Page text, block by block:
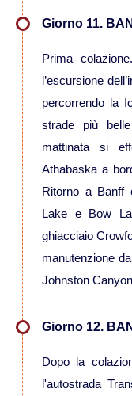
Viaggi in Cile
Viaggi in
Viaggi in
Viaggi in Peru'
Giorno 11.
Prima
l’escursione
percorrendo la
strade più
mattinata si
Athabaska a
Ritorno a Banff
Lake e Bow
ghiacciaio
manutenzione
Johnston
Giorno 12.
Dopo la
l'autostrada